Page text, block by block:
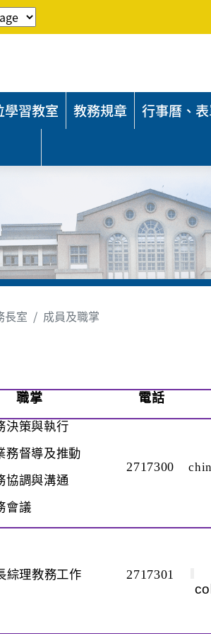
學習教室 教務規章 行事曆、
長室 成員及職掌
職掌 電話
決策與執行
務督導及推動
協調與溝通
會議
2717300
綜理教務工作 2717301